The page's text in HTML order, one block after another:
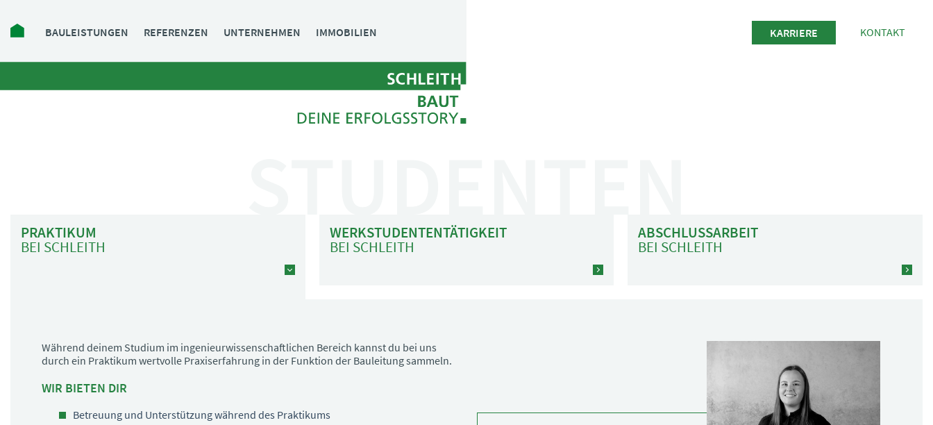
NavigationBAULEISTUNGEN REFERENZEN UNTERNEHMEN IMMOBILIEN KARRIERE KONTAKT
PRAKTIKUM
BEI SCHLEITH
WERKSTUDENTENTÄTIGKEIT
BEI SCHLEITH
ABSCHLUSSARBEIT
BEI SCHLEITH
Während deinem Studium im ingenieurwissenschaftlichen Bereich kannst du bei uns
durch ein Praktikum wertvolle Praxiserfahrung in der Funktion der Bauleitung sammeln.
WIR BIETEN DIR
Betreuung und Unterstützung während des Praktikums